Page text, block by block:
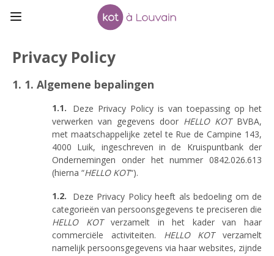
Privacy Policy
1. 1. Algemene bepalingen
Deze Privacy Policy is van toepassing op het
verwerken van gegevens door HELLO KOTBVBA,
met maatschappelijke zetel te Rue de Campine 143,
4000 Luik, ingeschreven in de Kruispuntbank der
Ondernemingen onder het nummer 0842.026.613
(hierna “HELLO KOT“).
Deze Privacy Policy heeft als bedoeling om de
categorieën van persoonsgegevens te preciseren die
HELLO KOTverzamelt in het kader van haar
commerciële activiteiten. HELLO KOTverzamelt
namelijk persoonsgegevens via haar websites, zijnde